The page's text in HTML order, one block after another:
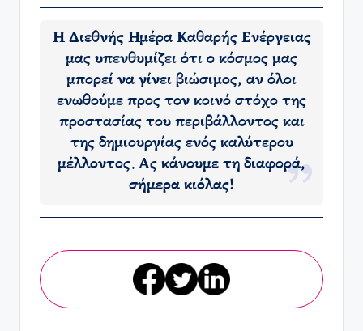
Η Διεθνής Ημέρα Καθαρής Ενέργειας
μας υπενθυμίζει ότι ο κόσμος μας
μπορεί να γίνει βιώσιμος, αν όλοι
ενωθούμε προς τον κοινό στόχο της
προστασίας του περιβάλλοντος και
της δημιουργίας ενός καλύτερου
μέλλοντος. Ας κάνουμε τη διαφορά,
σήμερα κιόλας!